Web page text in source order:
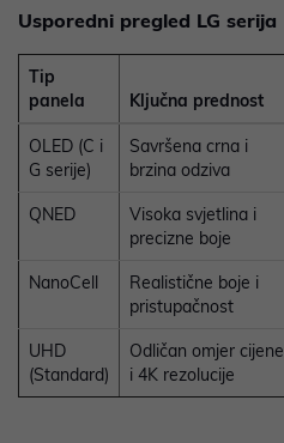
Usporedni pregled LG serija
Tip
panela
Ključna prednost
OLED (C i
G serije)
Savršena crna i
brzina odziva
QNED
Visoka svjetlina i
precizne boje
NanoCell
Realistične boje i
pristupačnost
UHD
(Standard)
Odličan omjer cijene
i 4K rezolucije